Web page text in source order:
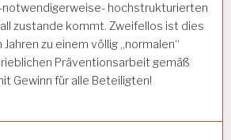
notwendigerweise- hochstrukturierten
zustande kommt. Zweifellos ist dies
zu einem völlig „normalen“
Präventionsarbeit gemäß
Gewinn für alle Beteiligten!